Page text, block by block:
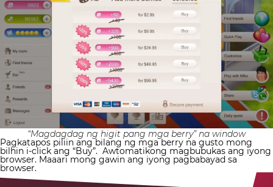
“Magdagdag ng higit pang mga berry” na window
Pagkatapos piliin ang bilang ng mga berry na gusto mong
bilhin i-click ang “Buy”. Awtomatikong magbubukas ang iyong
browser. Maaari mong gawin ang iyong pagbabayad sa
browser.